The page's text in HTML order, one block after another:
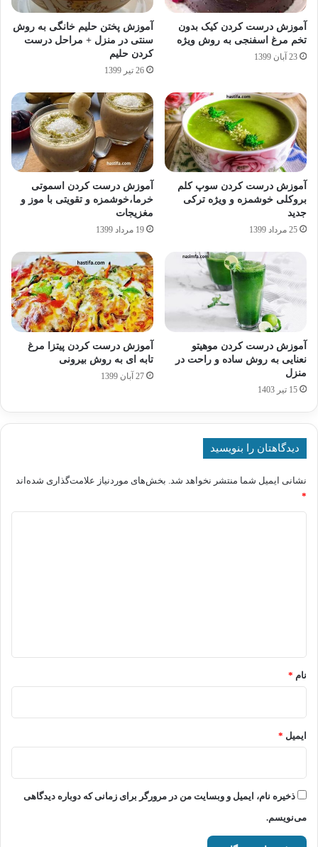
آموزش درست کردن کیک بدون
تخم مرغ اسفنجی به روش ویژه
23 آبان 1399
آموزش پختن حلیم خانگی به روش
سنتی در منزل + مراحل درست
کردن حلیم
26 تیر 1399
آموزش درست کردن سوپ کلم
بروکلی خوشمزه و ویژه ترکی
جدید
25 مرداد 1399
آموزش درست کردن اسموتی
خرما،خوشمزه و تقویتی با موز و
مغزیجات
19 مرداد 1399
آموزش درست کردن موهیتو
نعنایی به روش ساده و راحت در
منزل
15 تیر 1403
آموزش درست کردن پیتزا مرغ
تابه ای به روش بیرونی
27 آبان 1399
دیدگاهتان را بنویسید
نشانی ایمیل شما منتشر نخواهد شد. بخش‌های موردنیاز علامت‌گذاری شده‌اند
*
نام *
ایمیل *
ذخیره نام، ایمیل و وبسایت من در مرورگر برای زمانی که دوباره دیدگاهی
می‌نویسم.